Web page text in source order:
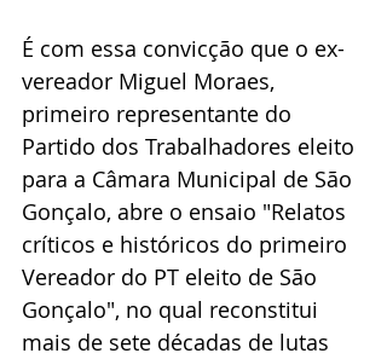
É com essa convicção que o ex-
vereador Miguel Moraes,
primeiro representante do
Partido dos Trabalhadores eleito
para a Câmara Municipal de São
Gonçalo, abre o ensaio "Relatos
críticos e históricos do primeiro
Vereador do PT eleito de São
Gonçalo", no qual reconstitui
mais de sete décadas de lutas